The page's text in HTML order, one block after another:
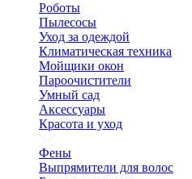
Роботы
Пылесосы
Уход за одеждой
Климатическая техника
Мойщики окон
Пароочистители
Умный сад
Аксессуары
Красота и уход
Фены
Выпрямители для волос